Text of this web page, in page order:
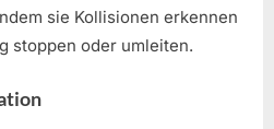
sie Kollisionen erkennen
stoppen oder umleiten.